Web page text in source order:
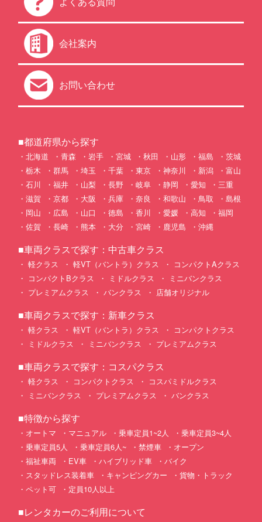
会社案内
お問い合わせ
■都道府県から探す
北海道 青森 岩手 宮城 秋田 山形 福島
茨城
栃木
群馬 埼玉 千葉 東京 神奈川 新潟
富山
石川
福井 山梨 長野 岐阜 静岡 愛知
三重
滋賀
京都 大阪 兵庫 奈良 和歌山 鳥取
島根
岡山
広島 山口 徳島 香川 愛媛 高知
福岡
佐賀
長崎 熊本 大分 宮崎 鹿児島 沖縄
■車両クラスで探す：中古車クラス
軽クラス 軽VT（バントラ）クラス
コンパクトAクラス
コンパクトBクラス
ミドルクラス
ミニバンクラス
プレミアムクラス
バンクラス 店舗オリジナル
■車両クラスで探す：新車クラス
軽クラス 軽VT（バントラ）クラス
コンパクトクラス
ミドルクラス
ミニバンクラス プレミアムクラス
■車両クラスで探す：コスパクラス
軽クラス コンパクトクラス
コスパミドルクラス
ミニバンクラス
プレミアムクラス バンクラス
■特徴から探す
オートマ マニュアル 乗車定員1~2人
乗車定員3~4人
乗車定員5人
乗車定員6人~ 禁煙車
オープン
福祉車両
EV車 ハイブリッド車
バイク
スタッドレス装着車
キャンピングカー
貨物・トラック
ペット可
定員10人以上
■レンタカーのご利用について